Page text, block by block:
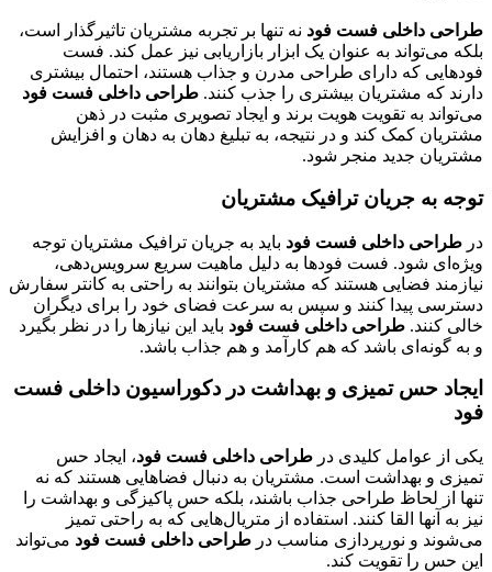
طراحی داخلی فست فود نه تنها بر تجربه مشتریان تاثیرگذار است،
بلکه می‌تواند به عنوان یک ابزار بازاریابی نیز عمل کند. فست
فودهایی که دارای طراحی مدرن و جذاب هستند، احتمال بیشتری
دارند که مشتریان بیشتری را جذب کنند. طراحی داخلی فست فود
می‌تواند به تقویت هویت برند و ایجاد تصویری مثبت در ذهن
مشتریان کمک کند و در نتیجه، به تبلیغ دهان به دهان و افزایش
مشتریان جدید منجر شود.
توجه به جریان ترافیک مشتریان
در طراحی داخلی فست فود باید به جریان ترافیک مشتریان توجه
ویژه‌ای شود. فست فودها به دلیل ماهیت سریع سرویس‌دهی،
نیازمند فضایی هستند که مشتریان بتوانند به راحتی به کانتر سفارش
دسترسی پیدا کنند و سپس به سرعت فضای خود را برای دیگران
خالی کنند. طراحی داخلی فست فود باید این نیازها را در نظر بگیرد
و به گونه‌ای باشد که هم کارآمد و هم جذاب باشد.
ایجاد حس تمیزی و بهداشت در دکوراسیون داخلی فست
فود
یکی از عوامل کلیدی در طراحی داخلی فست فود، ایجاد حس
تمیزی و بهداشت است. مشتریان به دنبال فضاهایی هستند که نه
تنها از لحاظ طراحی جذاب باشند، بلکه حس پاکیزگی و بهداشت را
نیز به آنها القا کنند. استفاده از متریال‌هایی که به راحتی تمیز
می‌شوند و نورپردازی مناسب در طراحی داخلی فست فود می‌تواند
این حس را تقویت کند.